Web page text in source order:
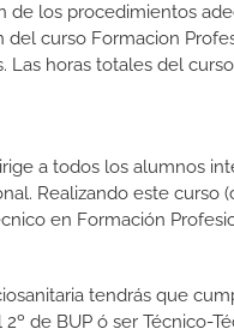
de los procedimientos
curso Formacion
Las horas totales del
a todos los alumnos
Realizando este
en Formación
tendrás que
de BUP ó ser Técnico-